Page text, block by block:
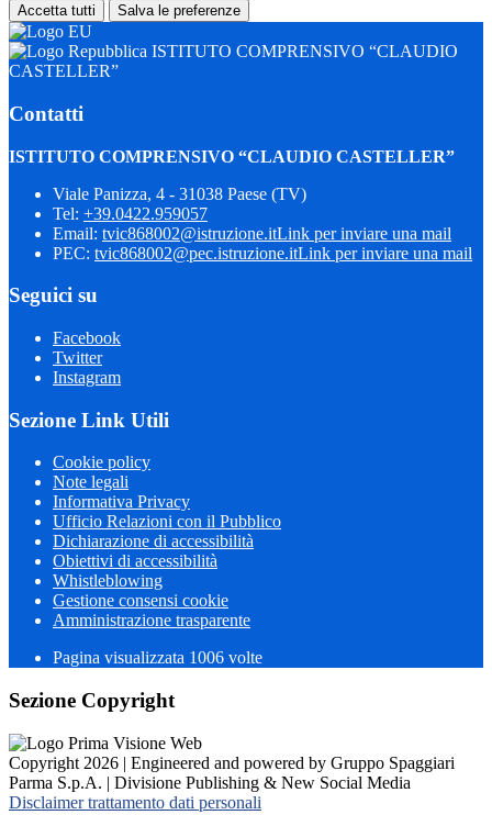
Accetta tutti Salva le preferenze
ISTITUTO COMPRENSIVO “CLAUDIO
CASTELLER”
Contatti
ISTITUTO COMPRENSIVO “CLAUDIO CASTELLER”
Viale Panizza, 4 - 31038 Paese (TV)
Tel: +39.0422.959057
Email: tvic868002@istruzione.itLink per inviare una mail
PEC: tvic868002@pec.istruzione.itLink per inviare una mail
Seguici su
Facebook
Twitter
Instagram
Sezione Link Utili
Cookie policy
Note legali
Informativa Privacy
Ufficio Relazioni con il Pubblico
Dichiarazione di accessibilità
Obiettivi di accessibilità
Whistleblowing
Gestione consensi cookie
Amministrazione trasparente
Pagina visualizzata 1006 volte
Sezione Copyright
Copyright 2026 | Engineered and powered by Gruppo Spaggiari
Parma S.p.A. | Divisione Publishing & New Social Media
Disclaimer trattamento dati personali